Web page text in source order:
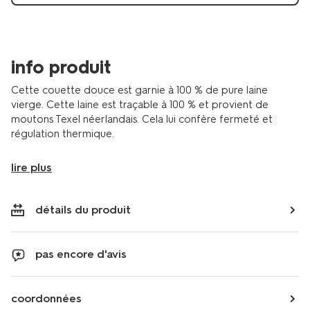
info produit
Cette couette douce est garnie à 100 % de pure laine
vierge. Cette laine est traçable à 100 % et provient de
moutons Texel néerlandais. Cela lui confère fermeté et
régulation thermique.
lire plus
détails du produit
pas encore d'avis
coordonnées